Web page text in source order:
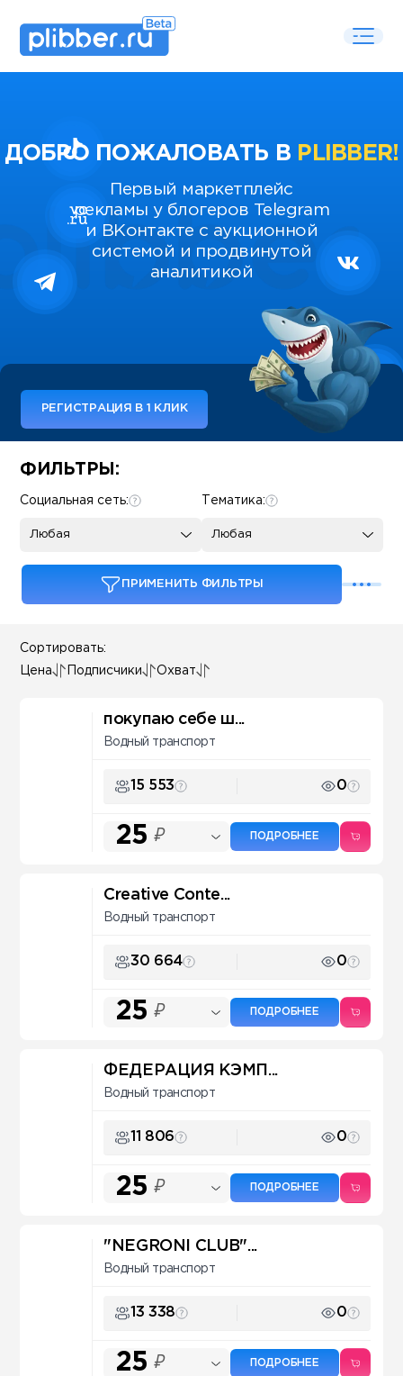
ДОБРО ПОЖАЛОВАТЬ В PLIBBER!
Первый маркетплейс
рекламы у блогеров Telegram
и ВКонтакте с аукционной
системой и продвинутой
аналитикой
РЕГИСТРАЦИЯ В 1 КЛИК
Some SEO Title
ФИЛЬТРЫ:
Тематика:
Любая
Социальная сеть:
Любая
ПРИМЕНИТЬ ФИЛЬТРЫ
Сортировать:
Цена Подписчики Охват
покупаю себе ш...
Водный транспорт
15 553 0
25 ₽ ПОДРОБНЕЕ
Creative Conte...
Водный транспорт
30 664 0
25 ₽ ПОДРОБНЕЕ
ФЕДЕРАЦИЯ КЭМП...
Водный транспорт
11 806 0
25 ₽ ПОДРОБНЕЕ
"NEGRONI CLUB"...
Водный транспорт
13 338 0
25 ₽ ПОДРОБНЕЕ